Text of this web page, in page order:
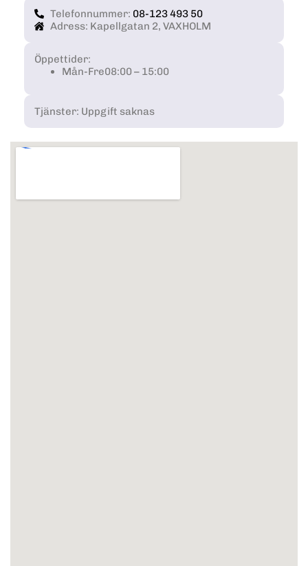
Telefonnummer: 08-123 493 50
Adress: Kapellgatan 2, VAXHOLM
Öppettider:
Mån-Fre08:00 – 15:00
Tjänster: Uppgift saknas